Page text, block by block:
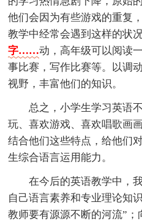
他们会因为有些游戏的重复
教学中经常会遇到这样的状
字……动，高年级可以阅读
事比赛，写作比赛等。以调
视野，丰富他们的知识。
总之，小学生学习英语
玩、喜欢游戏、喜欢唱歌画
结合他们这些特点，给他们
生综合语言运用能力。
在今后的英语教学中，
自己语言素养和专业理论知
教师要有源源不断的河流”